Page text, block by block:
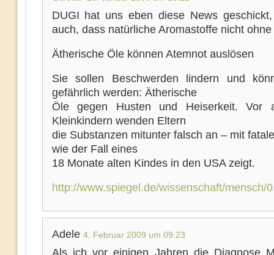
DUGI hat uns eben diese News
auch, dass natürliche Aromastoffe nicht ohne
Ätherische Öle können Atemnot auslösen
Sie sollen Beschwerden lindern und
gefährlich werden: Ätherische
Öle gegen Husten und Heiserkeit. Vor
Kleinkindern wenden Eltern
die Substanzen mitunter falsch an – mit
wie der Fall eines
18 Monate alten Kindes in den USA zeigt.
http://www.spiegel.de/wissenschaft/mensch/
Adele 4. Februar 2009 um 09:23
Als ich vor einigen Jahren die Diagnose